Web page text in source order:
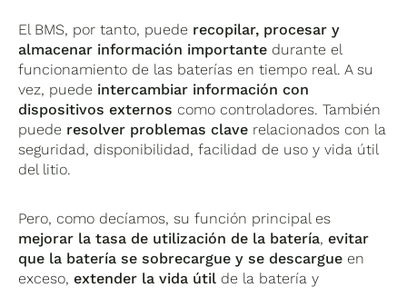
El BMS, por tanto, puede recopilar, procesar y
almacenar información importante durante el
funcionamiento de las baterías en tiempo real. A su
vez, puede intercambiar información con
dispositivos externos como controladores. También
puede resolver problemas clave relacionados con la
seguridad, disponibilidad, facilidad de uso y vida útil
del litio.
Pero, como decíamos, su función principal es
mejorar la tasa de utilización de la batería,evitar
que la batería se sobrecargue y se descargue en
exceso,extender la vida útil de la batería y